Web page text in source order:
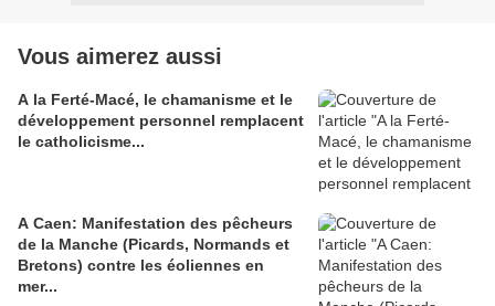
Vous aimerez aussi
A la Ferté-Macé, le chamanisme et le
développement personnel remplacent
le catholicisme...
A Caen: Manifestation des pêcheurs
de la Manche (Picards, Normands et
Bretons) contre les éoliennes en
mer...